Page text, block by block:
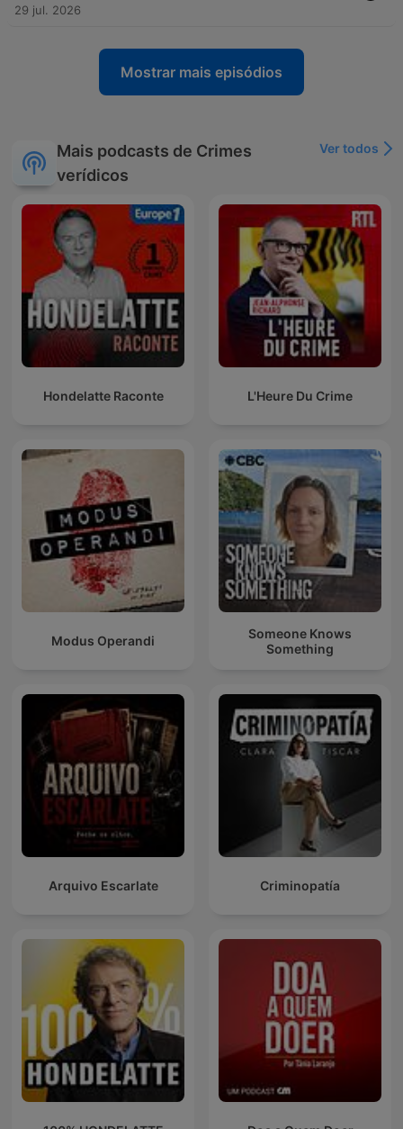
29 jul. 2026
Mostrar mais episódios
Mais podcasts de Crimes
verídicos
Ver todos
Hondelatte Raconte L'Heure Du Crime
Modus Operandi
Someone Knows
Something
Arquivo Escarlate Criminopatía